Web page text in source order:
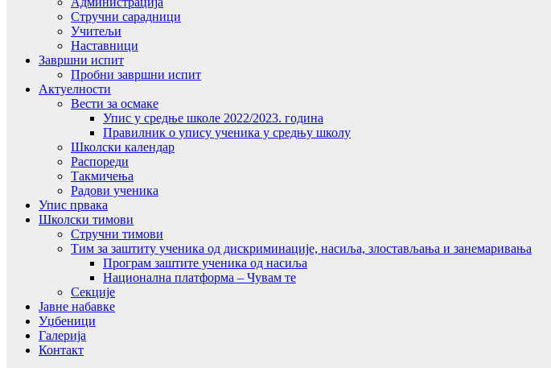
Стручни сарадници
Учитељи
Наставници
Завршни испит
Пробни завршни испит
Актуелности
Вести за осмаке
Упис у средње школе 2022/2023. година
Правилник о упису ученика у средњу школу
Школски календар
Распореди
Такмичења
Радови ученика
Упис првака
Школски тимови
Стручни тимови
Тим за заштиту ученика од дискриминације, насиља, злостављања и занемаривања
Програм заштите ученика од насиља
Национална платформа – Чувам те
Секције
Јавне набавке
Уџбеници
Галерија
Контакт